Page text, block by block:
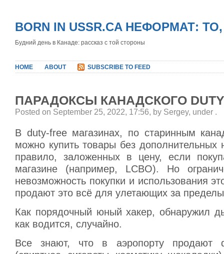
BORN IN USSR.CA НЕФОРМАТ:
Будний день в Канаде: рассказ с той стороны
HOME ABOUT SUBSCRIBE TO FEED
ПАРАДОКСЫ КАНАДСКОГО
Posted on September 25, 2022, 17:56, by Sergey, under .
В duty-free магазинах, по старинным
можно купить товары без дополнительных
правило, заложенных в цену, если
магазине (например, LCBO). Но
невозможность покупки и использования
продают это всё для улетающих за
Как порядочный юный хакер, обнаружил
как водится, случайно.
Все знают, что в аэропорту продают